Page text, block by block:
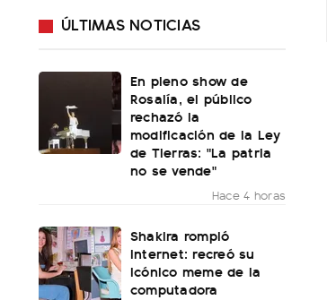
ÚLTIMAS NOTICIAS
En pleno show de
Rosalía, el público
rechazó la
modificación de la Ley
de Tierras: "La patria
no se vende"
Hace 4 horas
Shakira rompió
internet: recreó su
icónico meme de la
computadora